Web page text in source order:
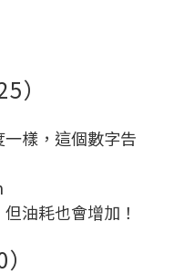
）
樣，這個數字告
油耗也會增加！